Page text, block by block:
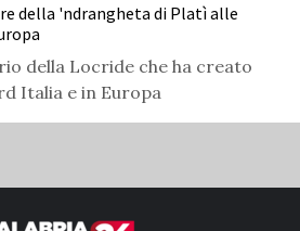
della 'ndrangheta di Platì alle
della Locride che ha creato
Italia e in Europa